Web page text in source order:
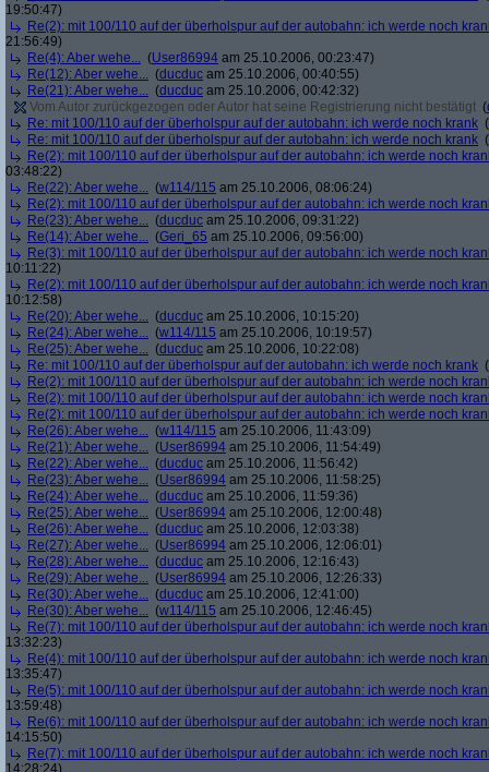
19:50:47)
Re(2): mit 100/110 auf der überholspur auf der autobahn: ich werde noch
21:56:49)
Re(4): Aber wehe... (User86994 am 25.10.2006, 00:23:47)
Re(12): Aber wehe... (ducduc am 25.10.2006, 00:40:55)
Re(21): Aber wehe... (ducduc am 25.10.2006, 00:42:32)
Vom Autor zurückgezogen oder Autor hat seine Registrierung nicht bestätigt (
Re: mit 100/110 auf der überholspur auf der autobahn: ich werde noch krank (
Re: mit 100/110 auf der überholspur auf der autobahn: ich werde noch krank (
Re(2): mit 100/110 auf der überholspur auf der autobahn: ich werde noch
03:48:22)
Re(22): Aber wehe... (w114/115 am 25.10.2006, 08:06:24)
Re(2): mit 100/110 auf der überholspur auf der autobahn: ich werde noch
Re(23): Aber wehe... (ducduc am 25.10.2006, 09:31:22)
Re(14): Aber wehe... (Geri_65 am 25.10.2006, 09:56:00)
Re(3): mit 100/110 auf der überholspur auf der autobahn: ich werde noch
10:11:22)
Re(2): mit 100/110 auf der überholspur auf der autobahn: ich werde noch
10:12:58)
Re(20): Aber wehe... (ducduc am 25.10.2006, 10:15:20)
Re(24): Aber wehe... (w114/115 am 25.10.2006, 10:19:57)
Re(25): Aber wehe... (ducduc am 25.10.2006, 10:22:08)
Re: mit 100/110 auf der überholspur auf der autobahn: ich werde noch krank (
Re(2): mit 100/110 auf der überholspur auf der autobahn: ich werde noch
Re(2): mit 100/110 auf der überholspur auf der autobahn: ich werde noch
Re(2): mit 100/110 auf der überholspur auf der autobahn: ich werde noch
Re(26): Aber wehe... (w114/115 am 25.10.2006, 11:43:09)
Re(21): Aber wehe... (User86994 am 25.10.2006, 11:54:49)
Re(22): Aber wehe... (ducduc am 25.10.2006, 11:56:42)
Re(23): Aber wehe... (User86994 am 25.10.2006, 11:58:25)
Re(24): Aber wehe... (ducduc am 25.10.2006, 11:59:36)
Re(25): Aber wehe... (User86994 am 25.10.2006, 12:00:48)
Re(26): Aber wehe... (ducduc am 25.10.2006, 12:03:38)
Re(27): Aber wehe... (User86994 am 25.10.2006, 12:06:01)
Re(28): Aber wehe... (ducduc am 25.10.2006, 12:16:43)
Re(29): Aber wehe... (User86994 am 25.10.2006, 12:26:33)
Re(30): Aber wehe... (ducduc am 25.10.2006, 12:41:00)
Re(30): Aber wehe... (w114/115 am 25.10.2006, 12:46:45)
Re(7): mit 100/110 auf der überholspur auf der autobahn: ich werde noch
13:32:23)
Re(4): mit 100/110 auf der überholspur auf der autobahn: ich werde noch
13:35:47)
Re(5): mit 100/110 auf der überholspur auf der autobahn: ich werde noch
13:59:48)
Re(6): mit 100/110 auf der überholspur auf der autobahn: ich werde noch
14:15:50)
Re(7): mit 100/110 auf der überholspur auf der autobahn: ich werde noch
14:28:24)